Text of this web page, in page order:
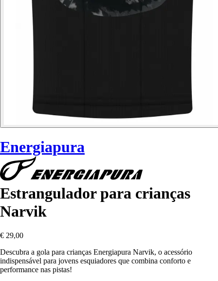
Energiapura
Estrangulador para crianças
Narvik
€ 29,00
Descubra a gola para crianças Energiapura Narvik, o acessório
indispensável para jovens esquiadores que combina conforto e
performance nas pistas!